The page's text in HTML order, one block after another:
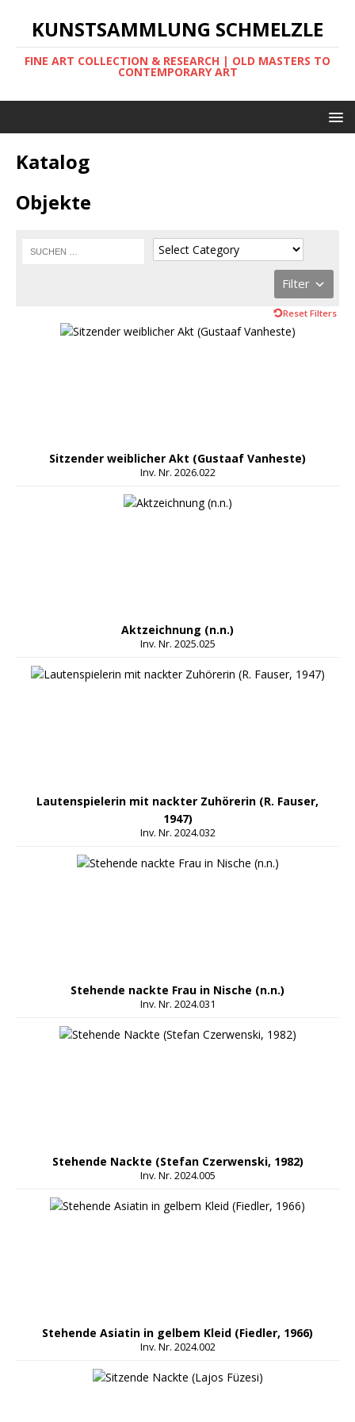
KUNSTSAMMLUNG SCHMELZLE
FINE ART COLLECTION & RESEARCH | OLD MASTERS TO
CONTEMPORARY ART
Katalog
Objekte
Filter
Reset Filters
Sitzender weiblicher Akt (Gustaaf Vanheste)
Inv. Nr. 2026.022
Aktzeichnung (n.n.)
Inv. Nr. 2025.025
Lautenspielerin mit nackter Zuhörerin (R. Fauser,
1947)
Inv. Nr. 2024.032
Stehende nackte Frau in Nische (n.n.)
Inv. Nr. 2024.031
Stehende Nackte (Stefan Czerwenski, 1982)
Inv. Nr. 2024.005
Stehende Asiatin in gelbem Kleid (Fiedler, 1966)
Inv. Nr. 2024.002